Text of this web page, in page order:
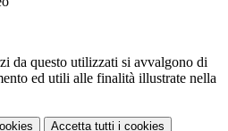
da questo utilizzati si avvalgono di
ed utili alle finalità illustrate nella
Accetta tutti i cookies